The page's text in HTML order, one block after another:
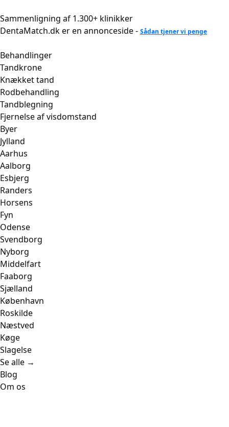
til
indhold
Sammenligning af 1.300+ klinikker
DentaMatch.dk er en annonceside - Sådan tjener vi penge
Behandlinger
Tandkrone
Knækket tand
Rodbehandling
Tandblegning
Fjernelse af visdomstand
Byer
Jylland
Aarhus
Aalborg
Esbjerg
Randers
Horsens
Fyn
Odense
Svendborg
Nyborg
Middelfart
Faaborg
Sjælland
København
Roskilde
Næstved
Køge
Slagelse
Se alle →
Blog
Om os